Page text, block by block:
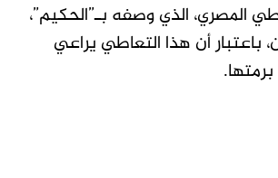
المصري، الذي وصفه بـ”الحكيم”،
باعتبار أن هذا التعاطي يراعي